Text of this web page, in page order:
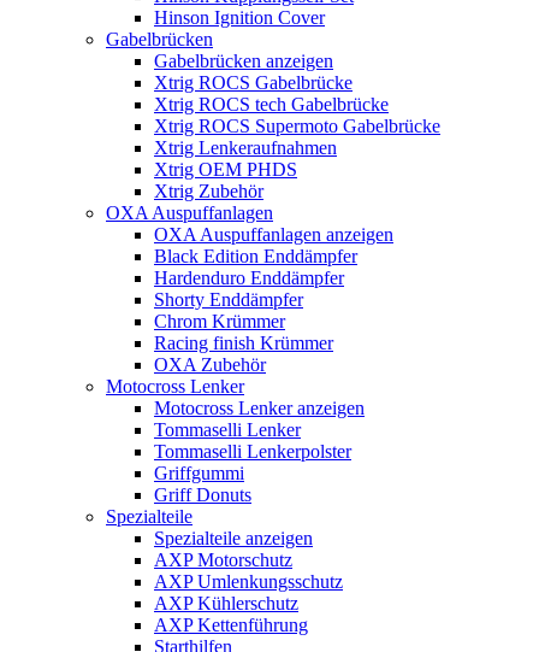
Hinson Ignition Cover
Gabelbrücken
Gabelbrücken anzeigen
Xtrig ROCS Gabelbrücke
Xtrig ROCS tech Gabelbrücke
Xtrig ROCS Supermoto Gabelbrücke
Xtrig Lenkeraufnahmen
Xtrig OEM PHDS
Xtrig Zubehör
OXA Auspuffanlagen
OXA Auspuffanlagen anzeigen
Black Edition Enddämpfer
Hardenduro Enddämpfer
Shorty Enddämpfer
Chrom Krümmer
Racing finish Krümmer
OXA Zubehör
Motocross Lenker
Motocross Lenker anzeigen
Tommaselli Lenker
Tommaselli Lenkerpolster
Griffgummi
Griff Donuts
Spezialteile
Spezialteile anzeigen
AXP Motorschutz
AXP Umlenkungsschutz
AXP Kühlerschutz
AXP Kettenführung
Starthilfen